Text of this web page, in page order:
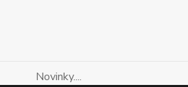
Novinky....